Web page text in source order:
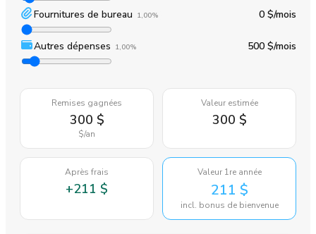
Fournitures de bureau 1,00% 0 $/mois
Autres dépenses 1,00% 500 $/mois
Remises gagnées
300 $
$/an
Valeur estimée
300 $
Après frais
+211 $
Valeur 1re année
211 $
incl. bonus de bienvenue